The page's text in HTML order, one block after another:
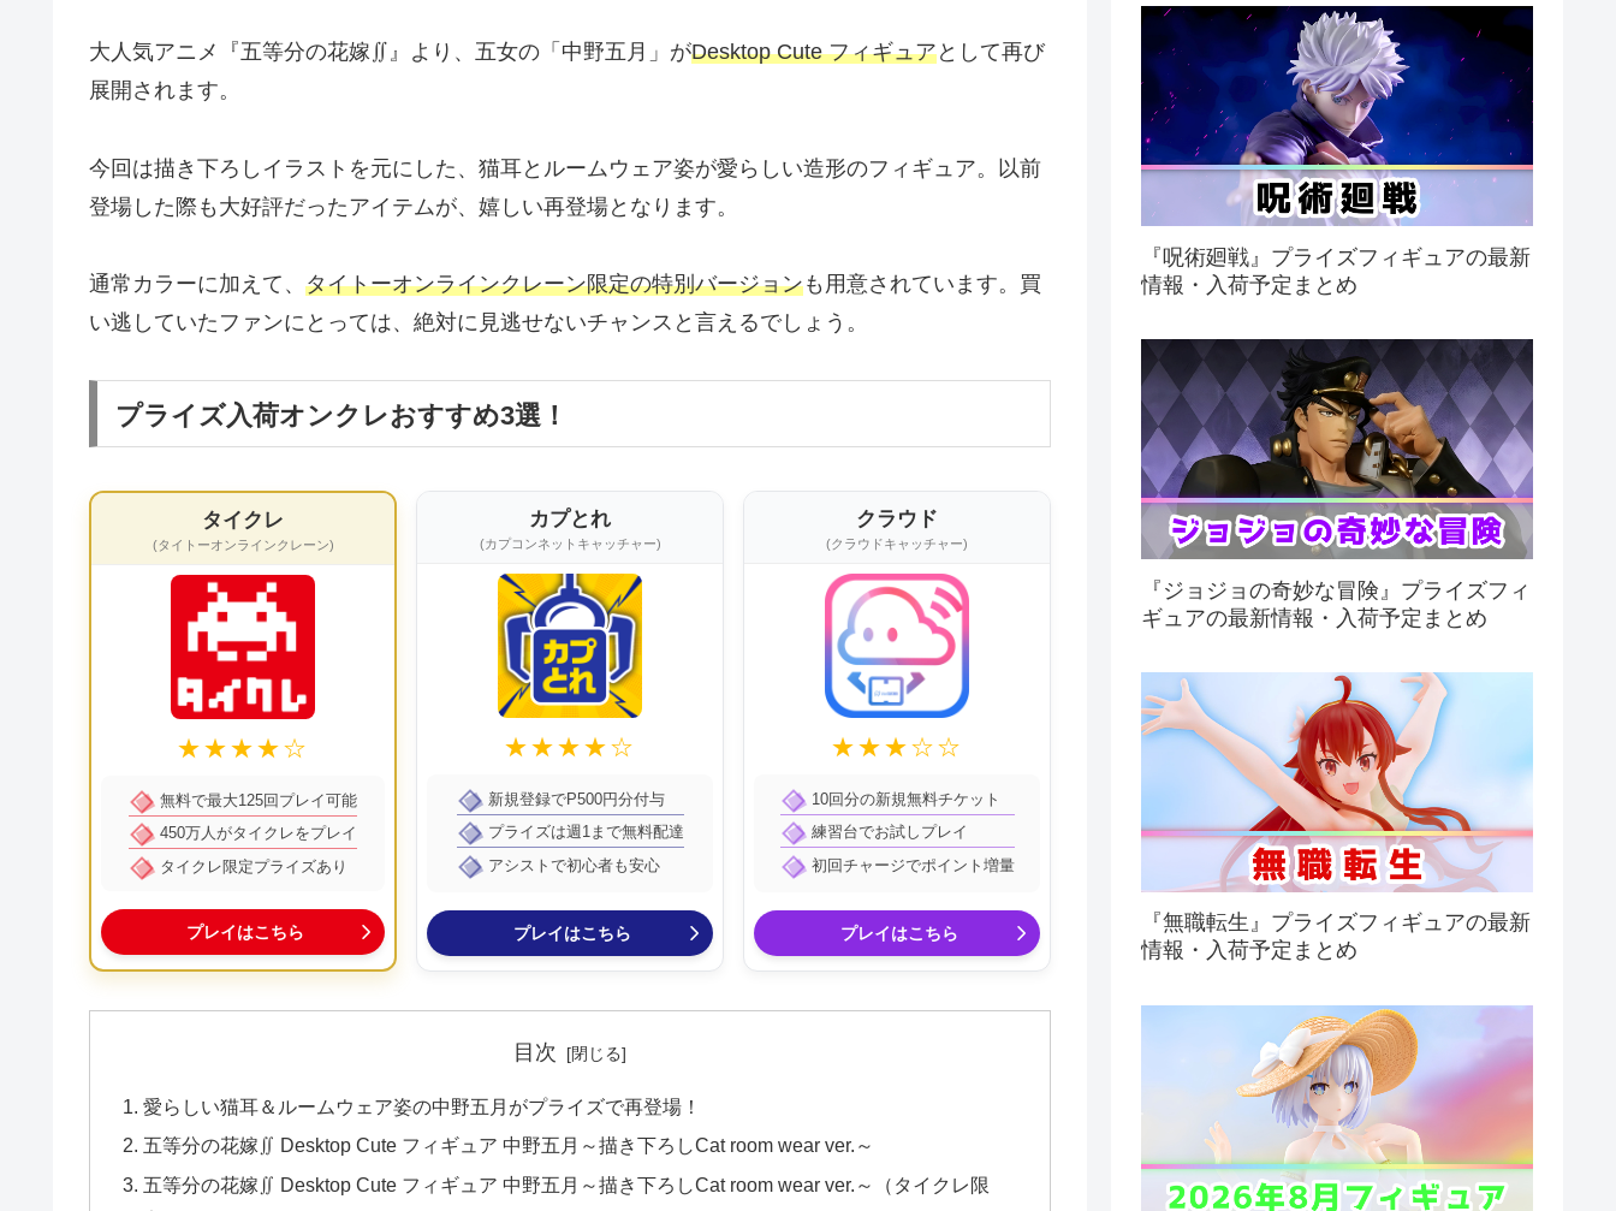
大人気アニメ『五等分の花嫁∬』より、五女の「中野五月」がDesktop Cute フィギュアとして再び
展開されます。
今回は描き下ろしイラストを元にした、猫耳とルームウェア姿が愛らしい造形のフィギュア。以前
登場した際も大好評だったアイテムが、嬉しい再登場となります。
通常カラーに加えて、 タイトーオンラインクレーン限定の特別バージョンも用意されています。買
い逃していたファンにとっては、絶対に見逃せないチャンスと言えるでしょう。
プライズ入荷オンクレおすすめ3選！
タイクレ
(タイトーオンラインクレーン)
★★★★☆
無料で最大125回プレイ可能
450万人がタイクレをプレイ
タイクレ限定プライズあり
プレイはこちら
カプとれ
(カプコンネットキャッチャー)
★★★★☆
新規登録でP500円分付与
プライズは週1まで無料配達
アシストで初心者も安心
プレイはこちら
クラウド
(クラウドキャッチャー)
★★★☆☆
10回分の新規無料チケット
練習台でお試しプレイ
初回チャージでポイント増量
プレイはこちら
目次
愛らしい猫耳＆ルームウェア姿の中野五月がプライズで再登場！
五等分の花嫁∬ Desktop Cute フィギュア 中野五月～描き下ろしCat room wear ver.～
五等分の花嫁∬ Desktop Cute フィギュア 中野五月～描き下ろしCat room wear ver.～（タイクレ限
『呪術廻戦』プライズフィギュアの最新
情報・入荷予定まとめ
『ジョジョの奇妙な冒険』プライズフィ
ギュアの最新情報・入荷予定まとめ
『無職転生』プライズフィギュアの最新
情報・入荷予定まとめ